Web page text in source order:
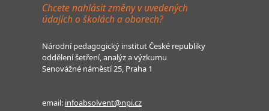
Chcete nahlásit změny v uvedených
údajích o školách a oborech?
Národní pedagogický institut České republiky
oddělení šetření, analýz a výzkumu
Senovážné náměstí 25, Praha 1
email: infoabsolvent@npi.cz